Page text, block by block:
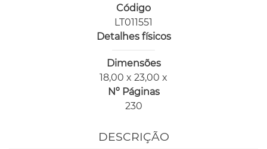
Código
LT011551
Detalhes físicos
Dimensões
18,00 x 23,00 x
Nº Páginas
230
DESCRIÇÃO